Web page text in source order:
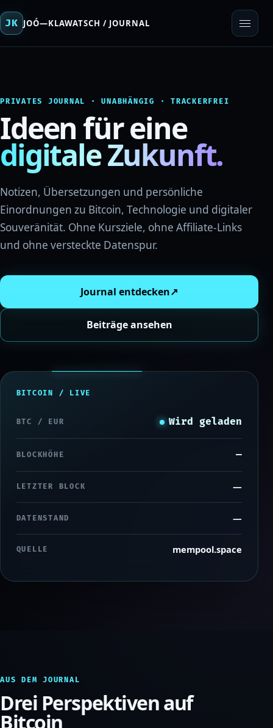
JK JOÓ—KLAWATSCH / JOURNAL
PRIVATES JOURNAL · UNABHÄNGIG · TRACKERFREI
Ideen für eine
digitale Zukunft.
Notizen, Übersetzungen und persönliche
Einordnungen zu Bitcoin, Technologie und digitaler
Souveränität. Ohne Kursziele, ohne Affiliate-Links
und ohne versteckte Datenspur.
Journal entdecken↗
Beiträge ansehen
BITCOIN / LIVE
BTC / EUR Wird geladen
BLOCKHÖHE —
LETZTER BLOCK —
DATENSTAND —
QUELLE mempool.space
AUS DEM JOURNAL
Drei Perspektiven auf
Bitcoin